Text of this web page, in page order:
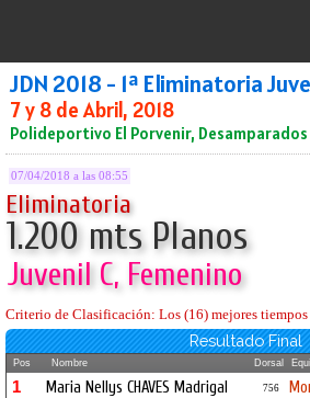
JDN 2018 - 1ª Eliminatoria
7 y 8 de Abril, 2018
Polideportivo El Porvenir, Desamparados
07/04/2018 a las 08:55
Eliminatoria
1.200 mts Planos
Juvenil C, Femenino
Criterio de Clasificación: Los (16) mejores tiempos
Resultado Final
Pos Nombre Dorsal
1 Maria Nellys CHAVES Madrigal 756